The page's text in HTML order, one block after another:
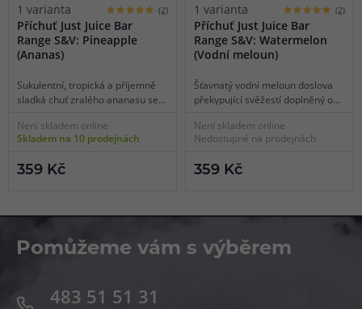
1 varianta (2)
Příchuť Just Juice Bar
Range S&V: Pineapple
(Ananas)
Sukulentní, tropická a příjemně
sladká chuť zralého ananasu se
vánkem. Osvěžující exotický
ananas vám zaručeně roztančí
Není skladem online
Skladem na 10 prodejnách
359 Kč
1 varianta (2)
Příchuť Just Juice Bar
Range S&V: Watermelon
(Vodní meloun)
Šťavnatý vodní meloun doslova
překypující svěžestí doplněný o
vánek pro nabuzení smyslů.
Dokonalá letní chuť!
Není skladem online
Nedostupné na prodejnách
359 Kč
Pomůžeme vám s výběrem
483 51 51 31